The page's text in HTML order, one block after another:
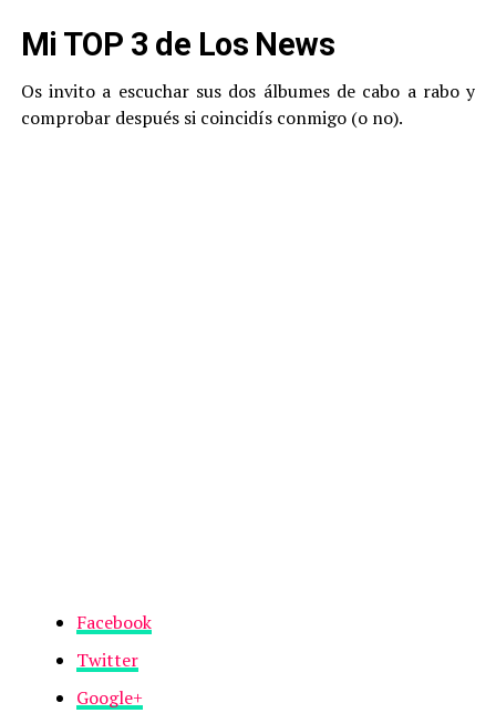
Mi TOP 3 de Los News
Os invito a escuchar sus dos álbumes de cabo a rabo y
comprobar después si coincidís conmigo (o no).
Facebook
Twitter
Google+